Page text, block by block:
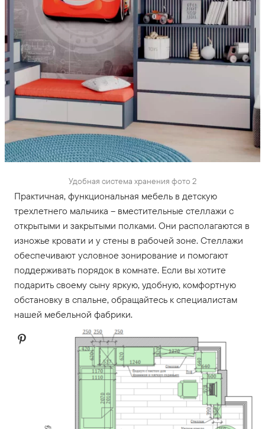
Удобная система хранения фото 2
Практичная, функциональная мебель в детскую
трехлетнего мальчика – вместительные стеллажи с
открытыми и закрытыми полками. Они располагаются в
изножье кровати и у стены в рабочей зоне. Стеллажи
обеспечивают условное зонирование и помогают
поддерживать порядок в комнате. Если вы хотите
подарить своему сыну яркую, удобную, комфортную
обстановку в спальне, обращайтесь к специалистам
нашей мебельной фабрики.